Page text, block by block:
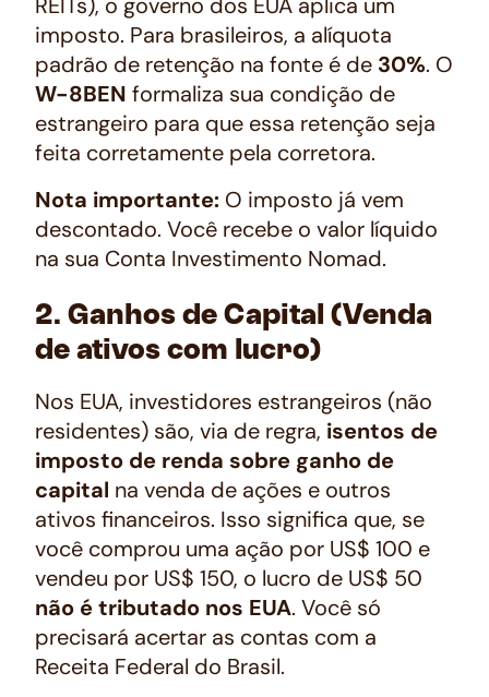
imposto. Para brasileiros, a alíquota
padrão de retenção na fonte é de 30%. O
W-8BEN formaliza sua condição de
estrangeiro para que essa retenção seja
feita corretamente pela corretora.
Nota importante: O imposto já vem
descontado. Você recebe o valor líquido
na sua Conta Investimento Nomad.
2. Ganhos de Capital (Venda
de ativos com lucro)
Nos EUA, investidores estrangeiros (não
residentes) são, via de regra, isentos de
imposto de renda sobre ganho de
capital na venda de ações e outros
ativos financeiros. Isso significa que, se
você comprou uma ação por US$ 100 e
vendeu por US$ 150, o lucro de US$ 50
não é tributado nos EUA. Você só
precisará acertar as contas com a
Receita Federal do Brasil.